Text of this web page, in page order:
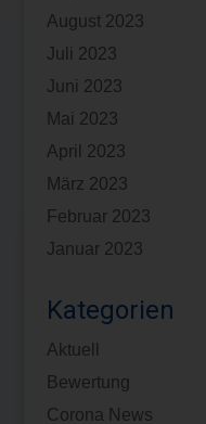
August 2023
Juli 2023
Juni 2023
Mai 2023
April 2023
März 2023
Februar 2023
Januar 2023
Kategorien
Aktuell
Bewertung
Corona News